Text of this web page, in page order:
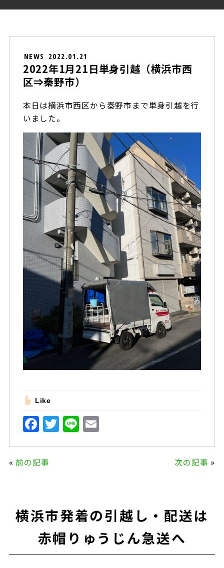
NEWS 2022.01.21
2022年1月21日単身引越（横浜市西
区⇒秦野市）
本日は横浜市西区から秦野市まで単身引越を行
いました。
Like
F
a
c
e
o
o
k
T
w
Li
n
E
« 前の記事 次の記事 »
横浜市発着の引越し・配送は
赤帽りゅうじん急送へ